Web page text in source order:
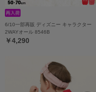
6/10一部再販 ディズニー キャラクター
2WAYオール 8546B
￥4,290